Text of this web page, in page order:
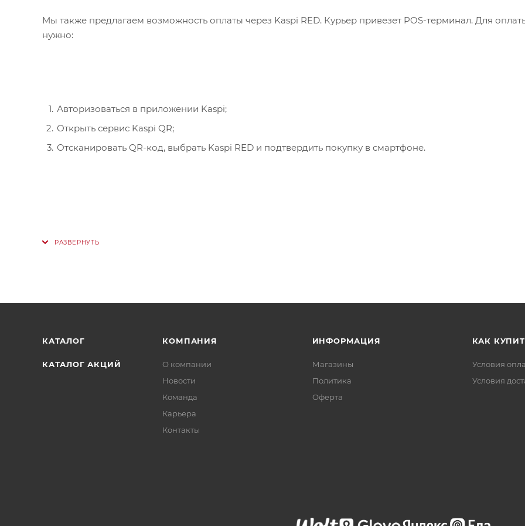
Мы также предлагаем возможность оплаты через Kaspi RED. Курьер привезет POS-терминал. Для
нужно:
Авторизоваться в приложении Kaspi;
Открыть сервис Kaspi QR;
Отсканировать QR-код, выбрать Kaspi RED и подтвердить покупку в смартфоне.
КАТАЛОГ
КАТАЛОГ АКЦИЙ
КОМПАНИЯ
О компании
Новости
Команда
Карьера
Контакты
ИНФОРМАЦИЯ
Магазины
Политика
Офертa
КАК
Условия
Условия